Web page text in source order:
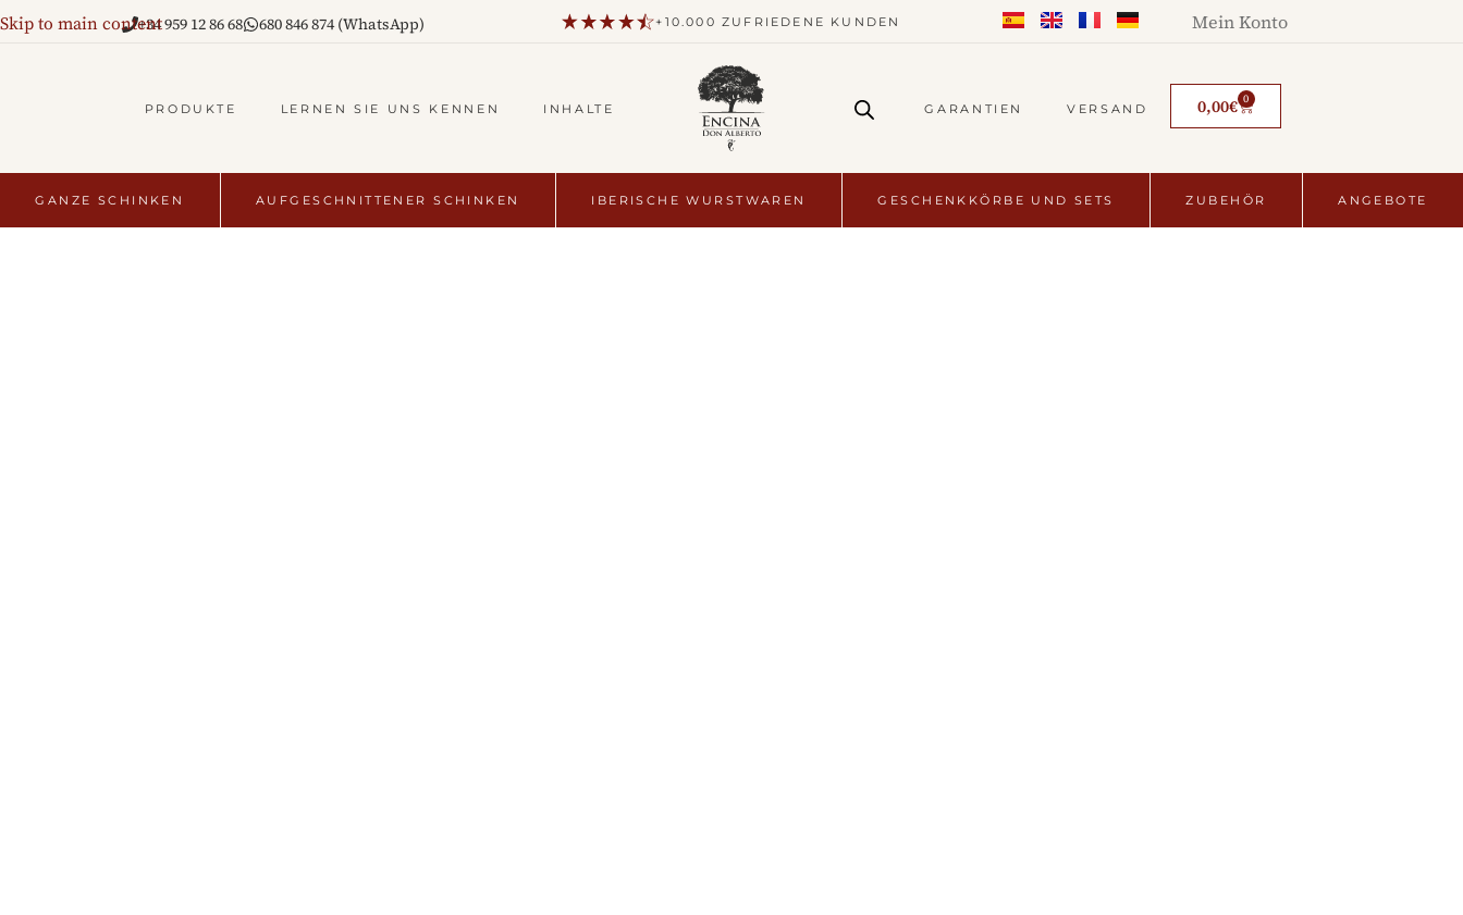
Skip to main content+34 959 12 86 68 680 846 874 (WhatsApp) +10.000 ZUFRIEDENE KUNDEN Mein Konto
PRODUKTE LERNEN SIE UNS KENNEN INHALTE GARANTIEN VERSAND 0,00€ 0
GANZE SCHINKEN AUFGESCHNITTENER SCHINKEN IBERISCHE WURSTWAREN GESCHENKKÖRBE UND SETS ZUBEHÖR ANGEBOTE